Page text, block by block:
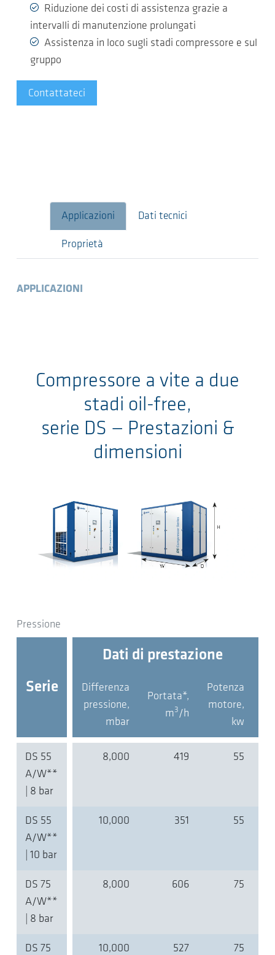
Riduzione dei costi di assistenza grazie a
intervalli di manutenzione prolungati
Assistenza in loco sugli stadi compressore e sul
gruppo
Contattateci
Applicazioni Dati tecnici
Proprietà
APPLICAZIONI
Compressore a vite a due
stadi oil-free,
serie DS — Prestazioni &
dimensioni
Pressione
Serie
Dati di prestazione
Differenza
pressione,
mbar
Portata*,
m3 /h
Potenza
motore,
kw
DS 55
A/W**
| 8 bar
8,000 419 55
DS 55
A/W**
| 10 bar
10,000 351 55
DS 75
A/W**
| 8 bar
8,000 606 75
DS 75 10,000 527 75